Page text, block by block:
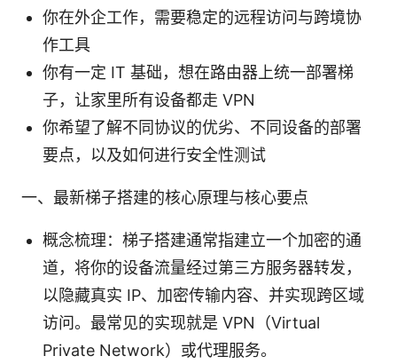
你在外企工作，需要稳定的远程访问与跨境协
作工具
你有一定 IT 基础，想在路由器上统一部署梯
子，让家里所有设备都走 VPN
你希望了解不同协议的优劣、不同设备的部署
要点，以及如何进行安全性测试
一、最新梯子搭建的核心原理与核心要点
概念梳理：梯子搭建通常指建立一个加密的通
道，将你的设备流量经过第三方服务器转发，
以隐藏真实 IP、加密传输内容、并实现跨区域
访问。最常见的实现就是 VPN（Virtual
Private Network）或代理服务。